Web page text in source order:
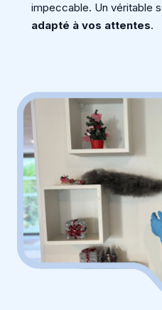
impeccable. Un véritable
adapté à vos attentes.